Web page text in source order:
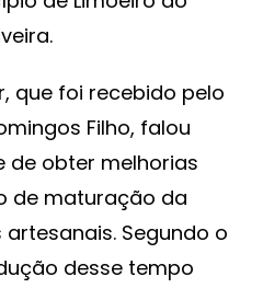
que foi recebido pelo
Filho, falou
de obter melhorias
de maturação da
Segundo o
desse tempo